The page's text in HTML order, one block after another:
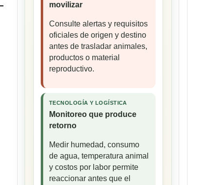
movilizar
Consulte alertas y requisitos
oficiales de origen y destino
antes de trasladar animales,
productos o material
reproductivo.
TECNOLOGÍA Y LOGÍSTICA
Monitoreo que produce
retorno
Medir humedad, consumo
de agua, temperatura animal
y costos por labor permite
reaccionar antes que el